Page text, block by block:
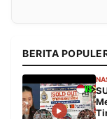
BERITA